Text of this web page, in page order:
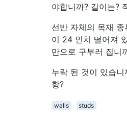
야합니까? 길이는?
선반 자체의 목재
이 24 인치 떨어져
만으로 구부러 집니
누락 된 것이 있습
항?
walls
studs